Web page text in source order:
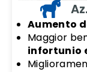
Aumento
Maggior
infortunio